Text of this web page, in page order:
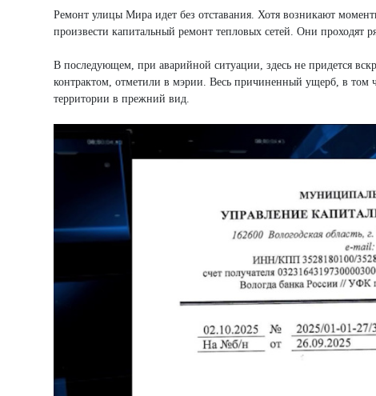
Ремонт улицы Мира идет без отставания. Хотя возникают
произвести капитальный ремонт тепловых сетей. Они проходят
В последующем, при аварийной ситуации, здесь не придется
контрактом, отметили в мэрии. Весь причиненный ущерб, в том
территории в прежний вид.